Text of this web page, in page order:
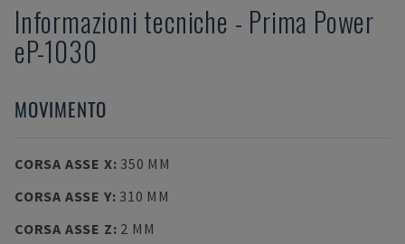
Informazioni tecniche - Prima Power
eP-1030
MOVIMENTO
CORSA ASSE X: 350 MM
CORSA ASSE Y: 310 MM
CORSA ASSE Z: 2 MM